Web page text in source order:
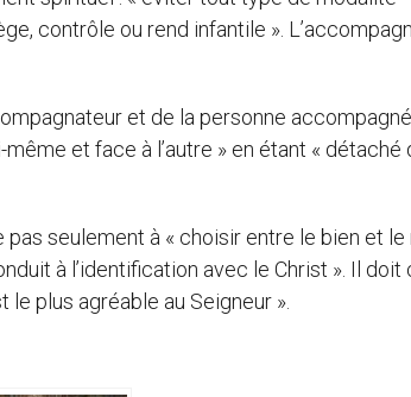
contrôle ou rend infantile ».
et de la personne
et face à l’autre » en étant « détaché
seulement à « choisir entre le bien et le
à l’identification avec le Christ ». Il doit
plus agréable au Seigneur ».